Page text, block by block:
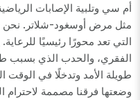
أم سي وتلبية الإصابات
مثل مرض أوسغود-شلاتر. نحن
التي تعد محورًا رئيسيًا
الفقري، والحدب الذي بسبب
طويلة الأمد وتدخلًا في الوقت
وضعتها فرقنا مصممة لاحترام